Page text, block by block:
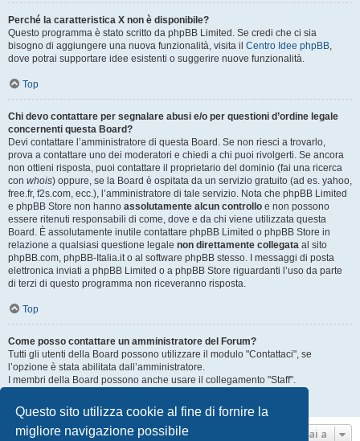
Questo sito utilizza cookie al fine di fornire la
migliore navigazione possibile
Perché la caratteristica X non è disponibile?
Questo programma è stato scritto da phpBB Limited. Se credi che ci sia
bisogno di aggiungere una nuova funzionalità, visita il Centro Idee phpBB,
dove potrai supportare idee esistenti o suggerire nuove funzionalità.
Top
Chi devo contattare per segnalare abusi e/o per questioni d’ordine legale
concernenti questa Board?
Devi contattare l’amministratore di questa Board. Se non riesci a trovarlo,
prova a contattare uno dei moderatori e chiedi a chi puoi rivolgerti. Se ancora
non ottieni risposta, puoi contattare il proprietario del dominio (fai una ricerca
con whois) oppure, se la Board è ospitata da un servizio gratuito (ad es. yahoo,
free.fr, f2s.com, ecc.), l’amministratore di tale servizio. Nota che phpBB Limited
e phpBB Store non hanno assolutamente alcun controllo e non possono
essere ritenuti responsabili di come, dove e da chi viene utilizzata questa
Board. È assolutamente inutile contattare phpBB Limited o phpBB Store in
relazione a qualsiasi questione legale non direttamente collegata al sito
phpBB.com, phpBB-Italia.it o al software phpBB stesso. I messaggi di posta
elettronica inviati a phpBB Limited o a phpBB Store riguardanti l’uso da parte
di terzi di questo programma non riceveranno risposta.
Top
Come posso contattare un amministratore del Forum?
Tutti gli utenti della Board possono utilizzare il modulo "Contattaci", se
l’opzione è stata abilitata dall’amministratore.
I membri della Board possono anche usare il collegamento "Staff".
Top
Vai a